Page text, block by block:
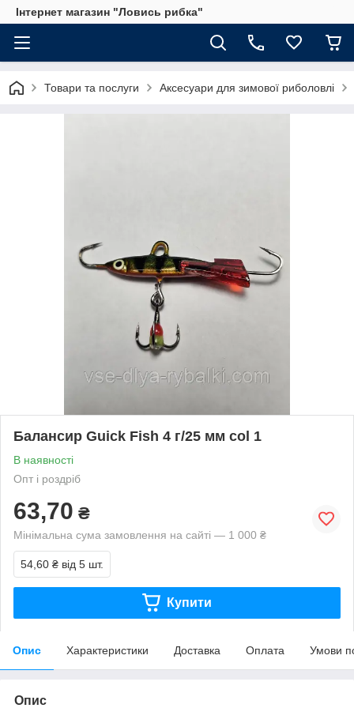
Інтернет магазин "Ловись рибка"
Товари та послуги Аксесуари для зимової риболовлі
Балансир Guick Fish 4 г/25 мм col 1
В наявності
Опт і роздріб
63,70 ₴
Мінімальна сума замовлення на сайті — 1 000 ₴
54,60 ₴ від 5 шт.
Купити
Опис Характеристики Доставка Оплата Умови
Опис